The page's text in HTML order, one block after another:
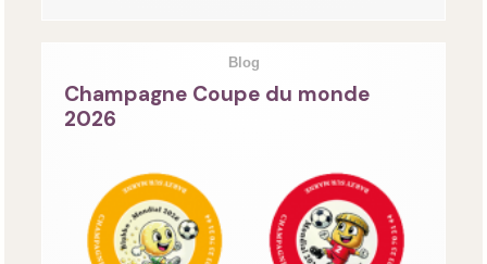
Blog
Champagne Coupe du monde
2026